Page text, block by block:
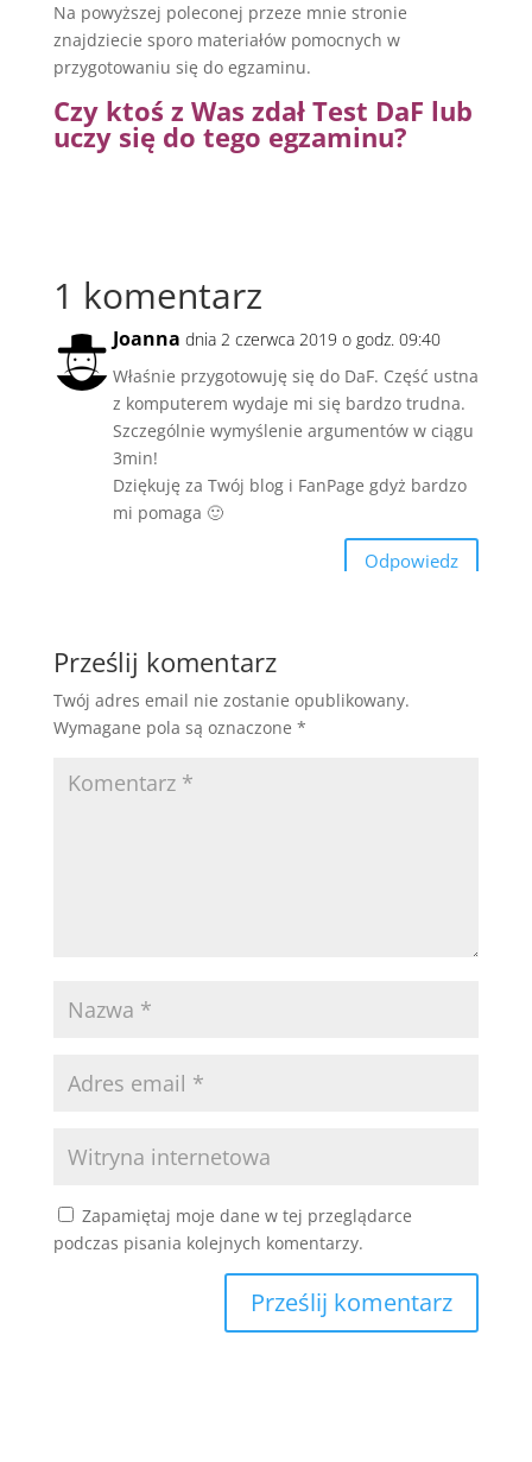
Na powyższej poleconej przeze mnie stronie
znajdziecie sporo materiałów pomocnych w
przygotowaniu się do egzaminu.
Czy ktoś z Was zdał Test DaF lub
uczy się do tego egzaminu?
1 komentarz
Joanna dnia 2 czerwca 2019 o godz. 09:40
Właśnie przygotowuję się do DaF. Część ustna
z komputerem wydaje mi się bardzo trudna.
Szczególnie wymyślenie argumentów w ciągu
3min!
Dziękuję za Twój blog i FanPage gdyż bardzo
mi pomaga 🙂
Odpowiedz
Prześlij komentarz
Twój adres email nie zostanie opublikowany.
Wymagane pola są oznaczone *
Zapamiętaj moje dane w tej przeglądarce
podczas pisania kolejnych komentarzy.